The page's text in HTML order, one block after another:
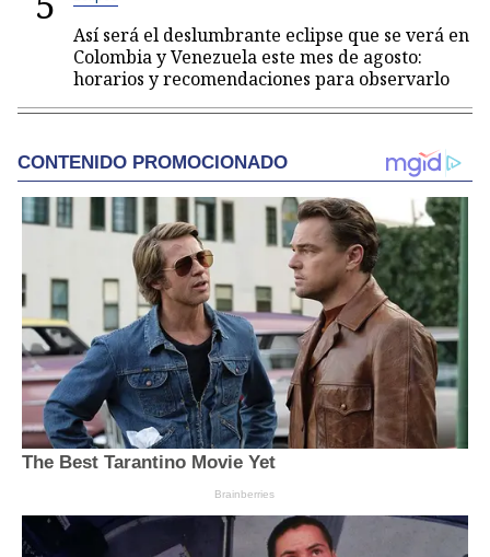
Así será el deslumbrante eclipse que se verá en
Colombia y Venezuela este mes de agosto:
horarios y recomendaciones para observarlo